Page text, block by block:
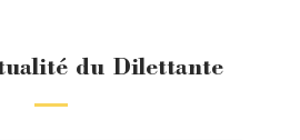
du Dilettante